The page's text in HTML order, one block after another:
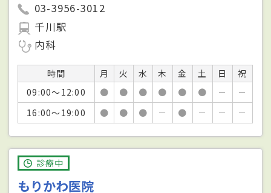
03-3956-3012
千川駅
内科
時間 月 火 水 木 金 土 日
祝
09:00～12:00
● ● ● ● ● ● －
－
16:00～19:00
● ● ● － ● － － －
診療中
もりかわ医院